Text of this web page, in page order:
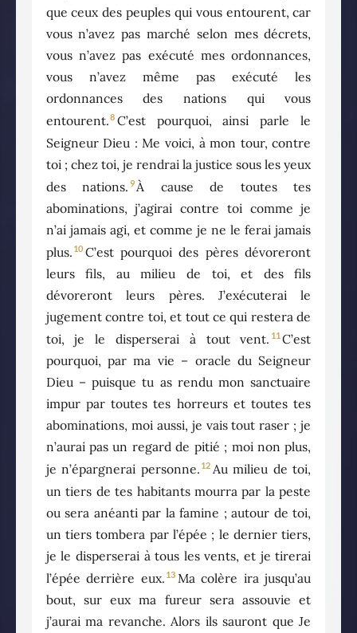
que ceux des peuples qui vous entourent, car
vous n’avez pas marché selon mes décrets,
vous n’avez pas exécuté mes ordonnances,
vous n’avez même pas exécuté les
ordonnances des nations qui vous
entourent.8 C’est pourquoi, ainsi parle le
Seigneur Dieu : Me voici, à mon tour, contre
toi ; chez toi, je rendrai la justice sous les yeux
des nations. 9 À cause de toutes tes
abominations, j’agirai contre toi comme je
n’ai jamais agi, et comme je ne le ferai jamais
plus. 10 C’est pourquoi des pères dévoreront
leurs fils, au milieu de toi, et des fils
dévoreront leurs pères. J’exécuterai le
jugement contre toi, et tout ce qui restera de
toi, je le disperserai à tout vent. 11 C’est
pourquoi, par ma vie – oracle du Seigneur
Dieu – puisque tu as rendu mon sanctuaire
impur par toutes tes horreurs et toutes tes
abominations, moi aussi, je vais tout raser ; je
n’aurai pas un regard de pitié ; moi non plus,
je n’épargnerai personne. 12 Au milieu de toi,
un tiers de tes habitants mourra par la peste
ou sera anéanti par la famine ; autour de toi,
un tiers tombera par l’épée ; le dernier tiers,
je le disperserai à tous les vents, et je tirerai
l’épée derrière eux. 13 Ma colère ira jusqu’au
bout, sur eux ma fureur sera assouvie et
j’aurai ma revanche. Alors ils sauront que Je